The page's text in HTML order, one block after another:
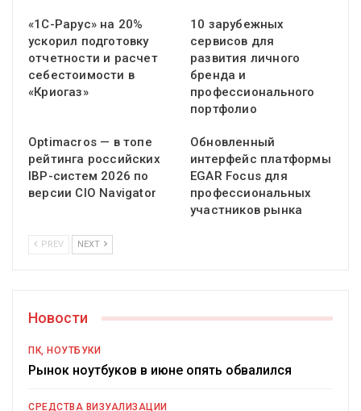
«1С-Рарус» на 20%
ускорил подготовку
отчетности и расчет
себестоимости в
«Криогаз»
10 зарубежных
сервисов для
развития личного
бренда и
профессионального
портфолио
Optimacros — в топе
рейтинга российских
IBP-систем 2026 по
версии CIO Navigator
Обновленный
интерфейс платформы
EGAR Focus для
профессиональных
участников рынка
PREV NEXT
Новости
ПК, НОУТБУКИ
Рынок ноутбуков в июне опять обвалился
СРЕДСТВА ВИЗУАЛИЗАЦИИ